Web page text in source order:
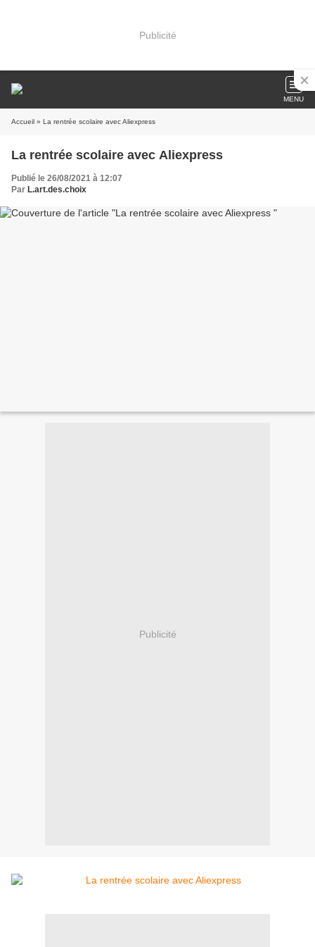
Publicité
MENU
Accueil » La rentrée scolaire avec Aliexpress
La rentrée scolaire avec Aliexpress
Publié le 26/08/2021 à 12:07
Par L.art.des.choix
Publicité